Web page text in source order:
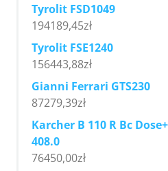
Tyrolit FSD1049
194189,45zł
Tyrolit FSE1240
156443,88zł
Gianni Ferrari GTS230
87279,39zł
Karcher B 110 R Bc
408.0
76450,00zł